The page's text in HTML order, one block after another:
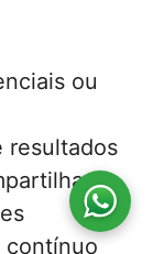
ou
resultados
contínuo